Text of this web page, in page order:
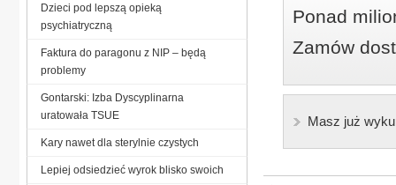
Ponad
Zamów
Masz już
Dzieci pod lepszą opieką
psychiatryczną
Faktura do paragonu z NIP – będą
problemy
Gontarski: Izba Dyscyplinarna
uratowała TSUE
Kary nawet dla sterylnie czystych
Lepiej odsiedzieć wyrok blisko swoich